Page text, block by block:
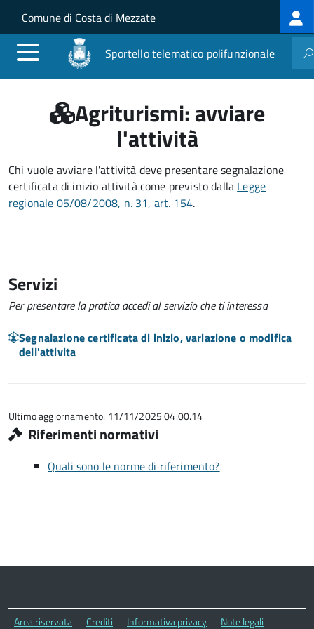
Salta al contenuto principale
Skip to site navigation
Comune di Costa di Mezzate
Sportello telematico polifunzionale
Agriturismi: avviare
l'attività
Chi vuole avviare l'attività deve presentaresegnalazione
certificata di inizio attivitàcome previsto dalla Legge
regionale 05/08/2008, n. 31, art. 154.
Servizi
Per presentare la pratica accedi al servizio che ti interessa
Segnalazione certificata di inizio, variazione o modifica
dell'attivita
Ultimo aggiornamento: 11/11/2025 04:00.14
Riferimenti normativi
Quali sono le norme di riferimento?
Area riservata Crediti Informativa privacy
Note legali